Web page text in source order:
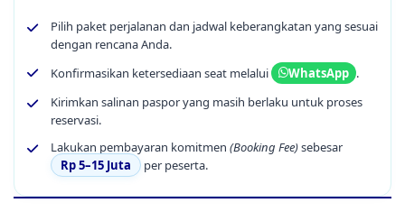
Pilih paket perjalanan dan jadwal keberangkatan yang sesuai
dengan rencana Anda.
Konfirmasikan ketersediaan seat melalui
WhatsApp .
Kirimkan salinan paspor yang masih berlaku untuk proses
reservasi.
Lakukan pembayaran komitmen (Booking Fee)sebesar
Rp 5–15 Juta
per peserta.